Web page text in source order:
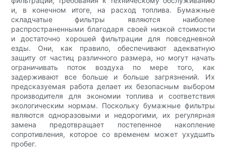
и, в конечном итоге, на расход топлива. Бумажные
складчатые фильтры являются наиболее
распространенными благодаря своей низкой стоимости
и достаточно хорошей фильтрации для повседневной
езды. Они, как правило, обеспечивают адекватную
защиту от частиц различного размера, но могут начать
ограничивать поток воздуха по мере того, как
задерживают все больше и больше загрязнений. Их
предсказуемая работа делает их безопасным выбором
производителя для экономии топлива и соответствия
экологическим нормам. Поскольку бумажные фильтры
являются одноразовыми и недорогими, их регулярная
замена предотвращает постепенное накопление
сопротивления, которое со временем может ухудшить
пробег.